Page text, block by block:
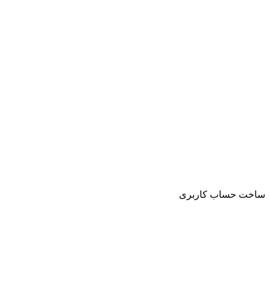
ساخت حساب کاربری